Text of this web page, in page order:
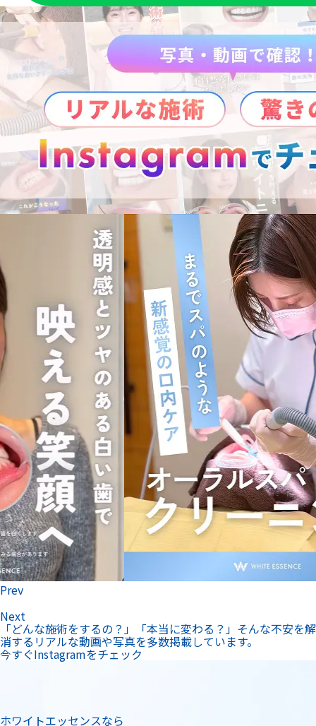
Prev
Next
「どんな施術をするの？」「本当に変わる？」そんな不安を解
消するリアルな動画や写真を多数掲載しています。
今すぐInstagramをチェック
ホワイトエッセンスなら